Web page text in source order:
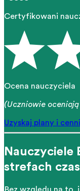
Certyfikowani
Ocena nauczyciela
(Uczniowie
Uzyskaj plany i
Nauczyciele
strefach